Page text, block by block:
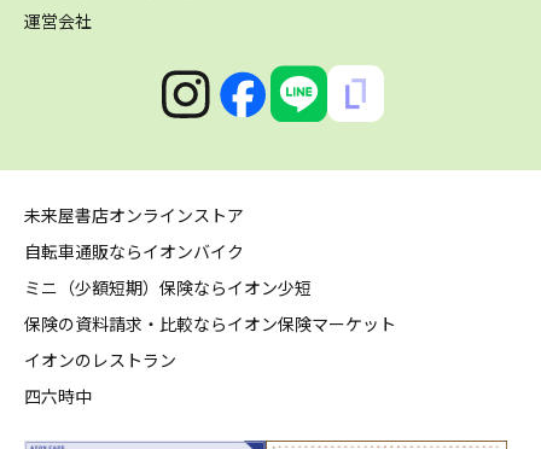
運営会社
未来屋書店オンラインストア
自転車通販ならイオンバイク
ミニ（少額短期）保険ならイオン少短
保険の資料請求・比較ならイオン保険マーケット
イオンのレストラン
四六時中